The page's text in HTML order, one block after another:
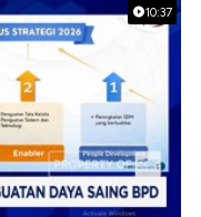
10:37